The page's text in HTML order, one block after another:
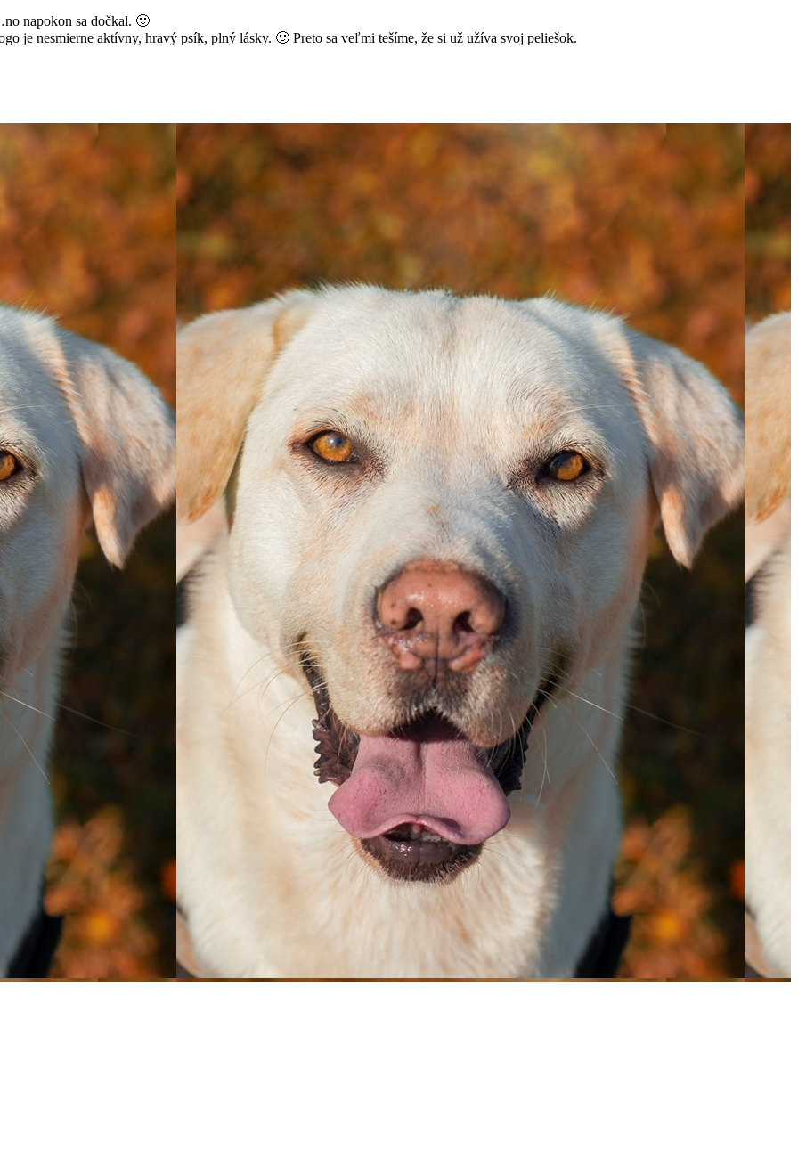
napokon sa dočkal. 🙂
je nesmierne aktívny, hravý psík, plný lásky. 🙂 Preto sa veľmi tešíme, že si už užíva svoj peliešok.